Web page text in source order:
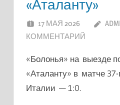
«Аталанту»
17 МАЯ 2026
КОММЕНТАРИЙ
«Болонья» на выезде
«Аталанту» в матче
Италии — 1:0.